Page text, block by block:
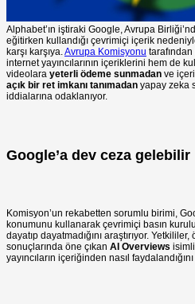
Alphabet’ın iştiraki Google, Avrupa
eğitirken kullandığı çevrimiçi içerik
karşı karşıya.Avrupa Komisyonu
internet yayıncılarının içeriklerini hem de
videolara yeterli ödeme sunmadan ve
açık bir ret imkanı tanımadan yapay zeka
iddialarına odaklanıyor.
Google’a dev ceza gelebilir
Komisyon’un rekabetten sorumlu birimi,
konumunu kullanarak çevrimiçi basın
dayatıp dayatmadığını araştırıyor.
sonuçlarında öne çıkan AI Overviews
yayıncıların içeriğinden nasıl